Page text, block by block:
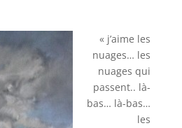
« j’aime les
nuages… les
nuages qui
passent.. là-
bas… là-bas…
les